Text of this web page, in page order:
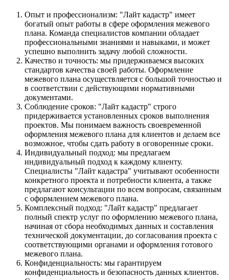
Опыт и профессионализм: "Лайт кадастр" имеет
богатый опыт работы в сфере оформления межевого
плана. Команда специалистов компании обладает
профессиональными знаниями и навыками, и может
успешно выполнить задачу любой сложности.
Качество и точность: мы придерживаемся высоких
стандартов качества своей работы. Оформление
межевого плана осуществляется с большой точностью и
в соответствии с действующими нормативными
документами.
Соблюдение сроков: "Лайт кадастр" строго
придерживается установленных сроков выполнения
проектов. Мы понимаем важность своевременной
оформления межевого плана для клиентов и делаем все
возможное, чтобы сдать работу в оговоренные сроки.
Индивидуальный подход: мы предлагаем
индивидуальный подход к каждому клиенту.
Специалисты "Лайт кадастра" учитывают особенности
конкретного проекта и потребности клиента, а также
предлагают консультации по всем вопросам, связанным
с оформлением межевого плана.
Комплексный подход: "Лайт кадастр" предлагает
полный спектр услуг по оформлению межевого плана,
начиная от сбора необходимых данных и составления
технической документации, до согласования проекта с
соответствующими органами и оформления готового
межевого плана.
Конфиденциальность: мы гарантируем
конфиденциальность и безопасность данных клиентов.